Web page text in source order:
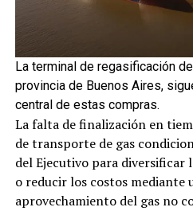
La terminal de regasificación
provincia de Buenos Aires,
central de estas compras.
La falta de finalización en
de transporte de gas
del Ejecutivo para diversificar
o reducir los costos mediante
aprovechamiento del gas no